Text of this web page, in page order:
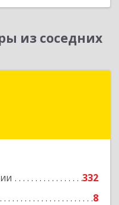
из соседних
332
8
Анапский р-н,
Подробнее